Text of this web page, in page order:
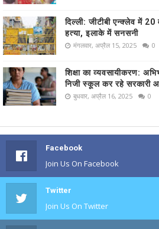
दिल्ली: जीटीबी एन्क्लेव में 20
हत्या, इलाके में सनसनी
मंगलवार, अप्रैल 15, 2025 0
शिक्षा का व्यवसायीकरण:
निजी स्कूल कर रहे सरकारी
बुधवार, अप्रैल 16, 2025 0
Facebook
Join Us On Facebook
Twitter
Join Us On Twitter